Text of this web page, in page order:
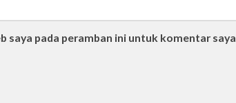
saya pada peramban ini untuk komentar saya